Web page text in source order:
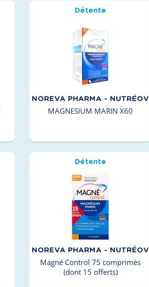
Détente
NOREVA PHARMA - NUTRÉOV
MAGNESIUM MARIN X60
Détente
NOREVA PHARMA - NUTRÉOV
Magné Control 75 comprimés
(dont 15 offerts)